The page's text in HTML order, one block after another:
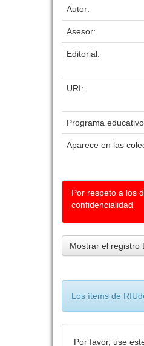
Autor:
Asesor:
Editorial:
URI:
Programa
Aparece en las
Por respeto a los
confidencialidad
Mostrar el registro
Los ítems de
Por favor, use